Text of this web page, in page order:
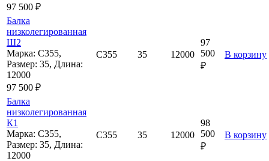
97 500 ₽
Балка
низколегированная
Ш2
Марка: С355,
Размер: 35, Длина:
12000
97 500 ₽
С355 35 12000
97
500
₽
В корзину
Балка
низколегированная
К1
Марка: С355,
Размер: 35, Длина:
12000
С355 35 12000
98
500
₽
В корзину